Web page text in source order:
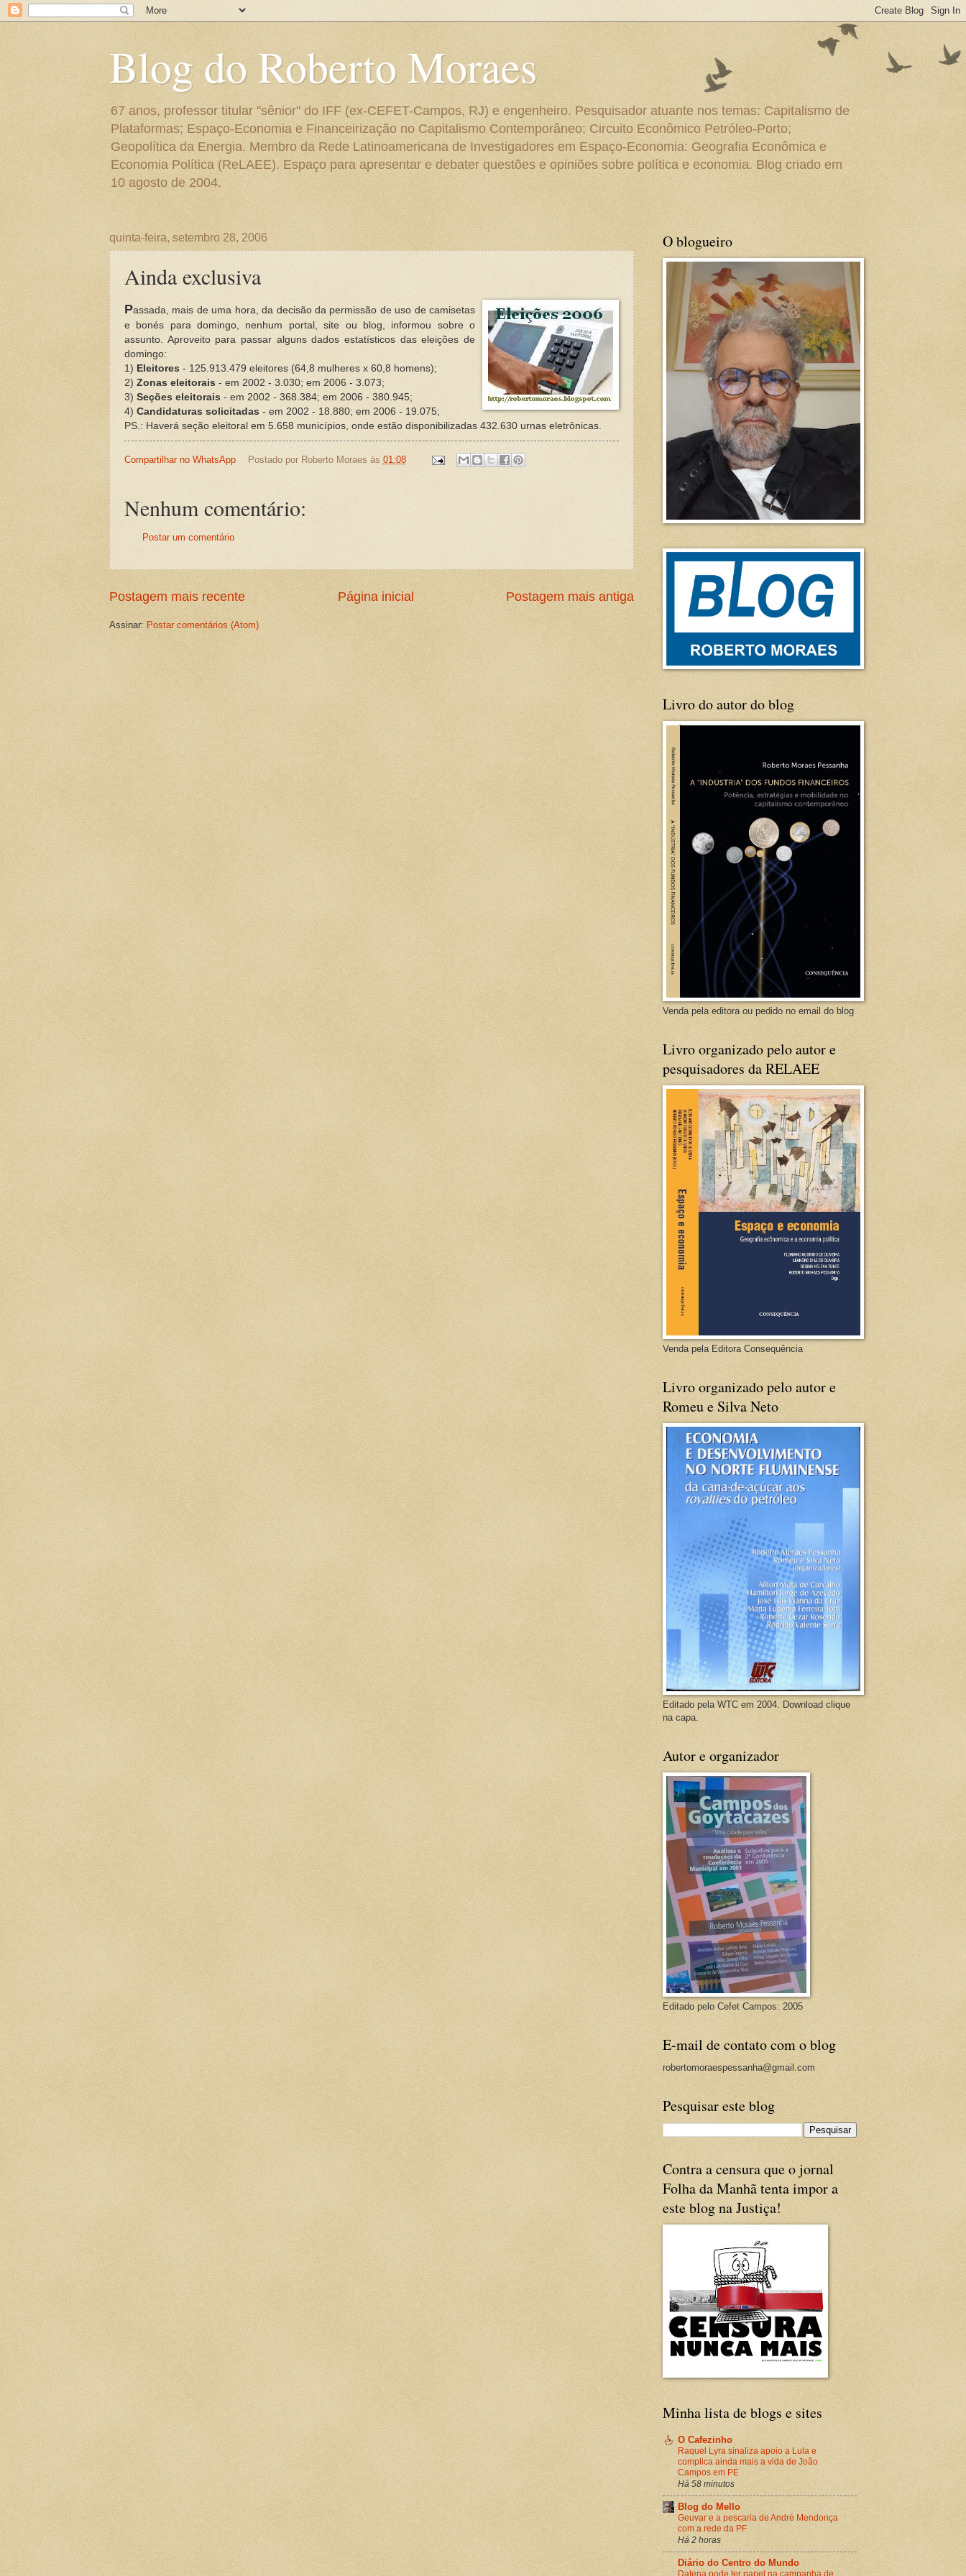
Blog do Roberto Moraes
67 anos, professor titular "sênior" do IFF (ex-CEFET-Campos, RJ) e engenheiro. Pesquisador atuante nos temas: Capitalismo de
Plataformas; Espaço-Economia e Financeirização no Capitalismo Contemporâneo; Circuito Econômico Petróleo-Porto;
Geopolítica da Energia. Membro da Rede Latinoamericana de Investigadores em Espaço-Economia: Geografia Econômica e
Economia Política (ReLAEE). Espaço para apresentar e debater questões e opiniões sobre política e economia. Blog criado em
10 agosto de 2004.
quinta-feira, setembro 28, 2006
Ainda exclusiva
Passada, mais de uma hora, da decisão da permissão de uso de camisetas
e bonés para domingo, nenhum portal, site ou blog, informou sobre o
assunto. Aproveito para passar alguns dados estatísticos das eleições de
domingo:
1) Eleitores - 125.913.479 eleitores (64,8 mulheres x 60,8 homens);
2) Zonas eleitorais - em 2002 - 3.030; em 2006 - 3.073;
3) Seções eleitorais - em 2002 - 368.384; em 2006 - 380.945;
4) Candidaturas solicitadas - em 2002 - 18.880; em 2006 - 19.075;
PS.: Haverá seção eleitoral em 5.658 municípios, onde estão disponibilizadas 432.630 urnas eletrônicas.
Compartilhar no WhatsApp Postado por Roberto Moraes às 01:08
Nenhum comentário:
Postar um comentário
Postagem mais recente Postagem mais antiga
Página inicial
Assinar: Postar comentários (Atom)
O blogueiro
Livro do autor do blog
Venda pela editora ou pedido no email do blog
Livro organizado pelo autor e
pesquisadores da RELAEE
Venda pela Editora Consequência
Livro organizado pelo autor e
Romeu e Silva Neto
Editado pela WTC em 2004. Download clique
na capa.
Autor e organizador
Editado pelo Cefet Campos: 2005
E-mail de contato com o blog
robertomoraespessanha@gmail.com
Pesquisar este blog
Contra a censura que o jornal
Folha da Manhã tenta impor a
este blog na Justiça!
Minha lista de blogs e sites
O Cafezinho
Raquel Lyra sinaliza apoio a Lula e
complica ainda mais a vida de João
Campos em PE
Há 58 minutos
Blog do Mello
Geuvar e a pescaria de André Mendonça
com a rede da PF
Há 2 horas
Diário do Centro do Mundo
Datena pode ter papel na campanha de